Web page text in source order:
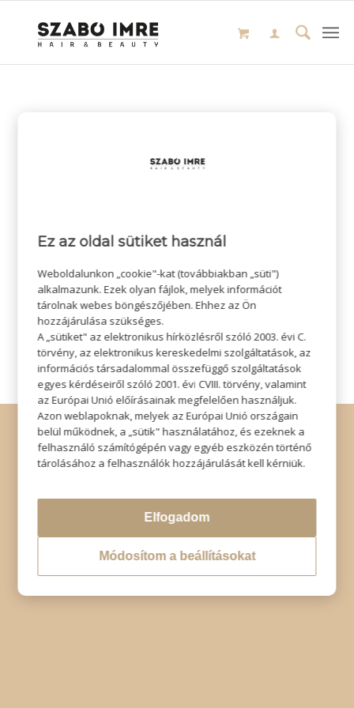
© Copyright - Szabó Imre Hair & Beauty
Impresszum| Adatkezelési tájékoztató Elállás
Ez az oldal sütiket használ
Weboldalunkon „cookie"-kat (továbbiakban „süti")
alkalmazunk. Ezek olyan fájlok, melyek információt
tárolnak webes böngészőjében. Ehhez az Ön
hozzájárulása szükséges.
A „sütiket" az elektronikus hírközlésről szóló 2003. évi C.
törvény, az elektronikus kereskedelmi szolgáltatások, az
információs társadalommal összefüggő szolgáltatások
egyes kérdéseiről szóló 2001. évi CVIII. törvény, valamint
az Európai Unió előírásainak megfelelően használjuk.
Azon weblapoknak, melyek az Európai Unió országain
belül működnek, a „sütik" használatához, és ezeknek a
felhasználó számítógépén vagy egyéb eszközén történő
tárolásához a felhasználók hozzájárulását kell kérniük.
Elfogadom
Módosítom a beállításokat